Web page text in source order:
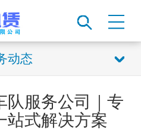
动态
队服务公司｜专
站式解决方案